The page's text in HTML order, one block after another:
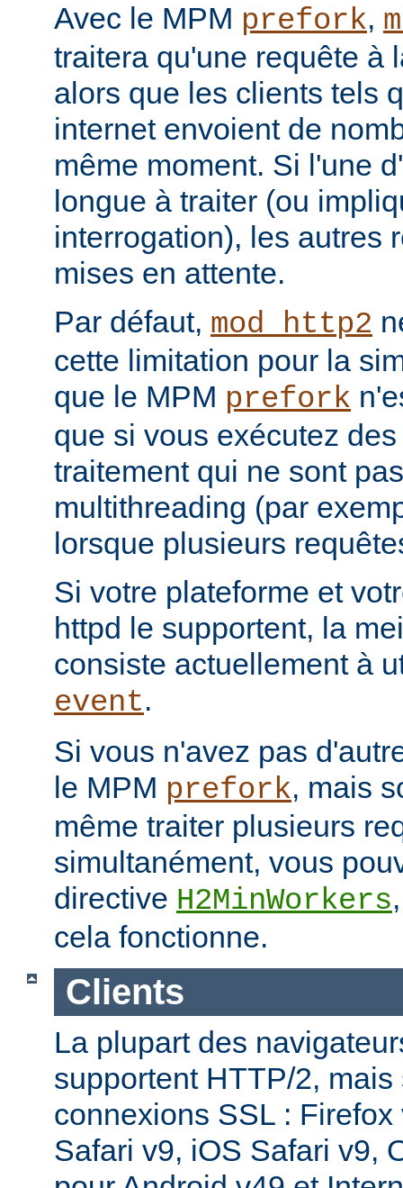
Avec le MPM prefork,
traitera qu'une requête à
alors que les clients tels
internet envoient de
même moment. Si l'une
longue à traiter (ou
interrogation), les autres
mises en attente.
Par défaut, mod_http2
cette limitation pour la
que le MPM prefork
que si vous exécutez
traitement qui ne sont
multithreading (par
lorsque plusieurs
Si votre plateforme et
httpd le supportent, la
consiste actuellement à
event.
Si vous n'avez pas
le MPM prefork, mais
même traiter plusieurs
simultanément, vous
directive H2MinWorkers
cela fonctionne.
Clients
La plupart des
supportent HTTP/2,
connexions SSL :
Safari v9, iOS Safari v9,